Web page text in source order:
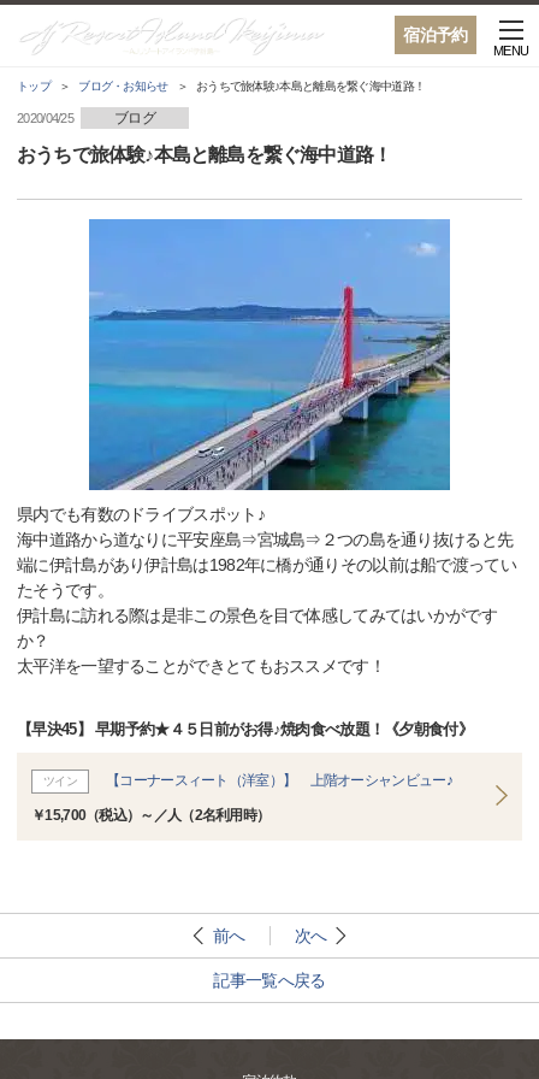
宿泊予約
MENU
トップ ブログ・お知らせ おうちで旅体験♪本島と離島を繋ぐ海中道路！
2020/04/25 ブログ
おうちで旅体験♪本島と離島を繋ぐ海中道路！
県内でも有数のドライブスポット♪
海中道路から道なりに平安座島⇒宮城島⇒２つの島を通り抜けると先
端に伊計島があり伊計島は1982年に橋が通りその以前は船で渡ってい
たそうです。
伊計島に訪れる際は是非この景色を目で体感してみてはいかがです
か？
太平洋を一望することができとてもおススメです！
【早決45】 早期予約★４５日前がお得♪焼肉食べ放題！《夕朝食付》
ツイン 【コーナースィート（洋室）】 上階オーシャンビュー♪
￥15,700（税込）～／人（2名利用時）
前へ 次へ
記事一覧へ戻る